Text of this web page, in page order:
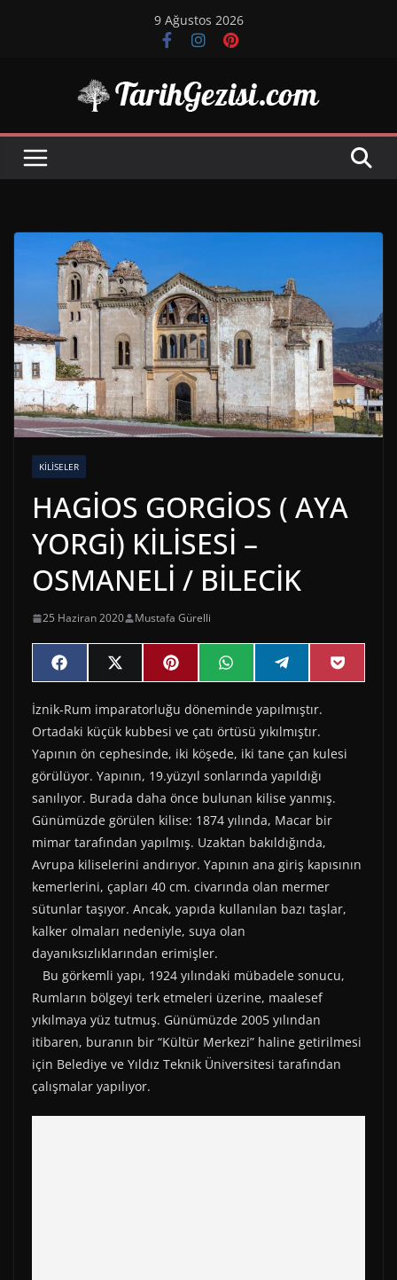
9 Ağustos 2026
KILISELER
HAGİOS GORGİOS ( AYA
YORGİ) KİLİSESİ –
OSMANELİ / BİLECİK
25 Haziran 2020 Mustafa Gürelli
Share
on
F
a
e
b
o
o
k
Share
on
X
(
w
t
t
e
r
)
Share
on
P
i
t
e
r
e
s
t
Share
on
W
h
t
s
A
p
p
Share
on
e
e
g
r
a
m
Share
on
P
o
İznik-Rum imparatorluğu döneminde yapılmıştır.
Ortadaki küçük kubbesi ve çatı örtüsü yıkılmıştır.
Yapının ön cephesinde, iki köşede, iki tane çan kulesi
görülüyor. Yapının, 19.yüzyıl sonlarında yapıldığı
sanılıyor. Burada daha önce bulunan kilise yanmış.
Günümüzde görülen kilise: 1874 yılında, Macar bir
mimar tarafından yapılmış. Uzaktan bakıldığında,
Avrupa kiliselerini andırıyor. Yapının ana giriş kapısının
kemerlerini, çapları 40 cm. civarında olan mermer
sütunlar taşıyor. Ancak, yapıda kullanılan bazı taşlar,
kalker olmaları nedeniyle, suya olan
dayanıksızlıklarından erimişler.
Bu görkemli yapı, 1924 yılındaki mübadele sonucu,
Rumların bölgeyi terk etmeleri üzerine, maalesef
yıkılmaya yüz tutmuş. Günümüzde 2005 yılından
itibaren, buranın bir “Kültür Merkezi” haline getirilmesi
için Belediye ve Yıldız Teknik Üniversitesi tarafından
çalışmalar yapılıyor.